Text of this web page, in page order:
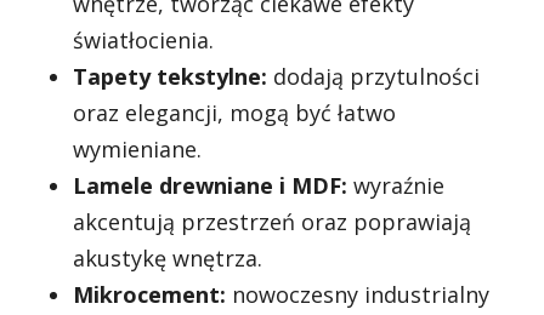
światłocienia.
Tapety tekstylne: dodają przytulności
oraz elegancji, mogą być łatwo
wymieniane.
Lamele drewniane i MDF: wyraźnie
akcentują przestrzeń oraz poprawiają
akustykę wnętrza.
Mikrocement: nowoczesny industrialny